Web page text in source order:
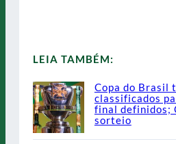
LEIA TAMBÉM:
Copa do Brasil
classificados
final definidos;
sorteio